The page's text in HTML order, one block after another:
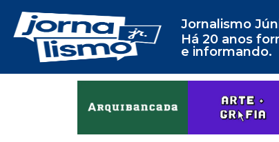
Jornalismo
Há 20 anos
e informando.